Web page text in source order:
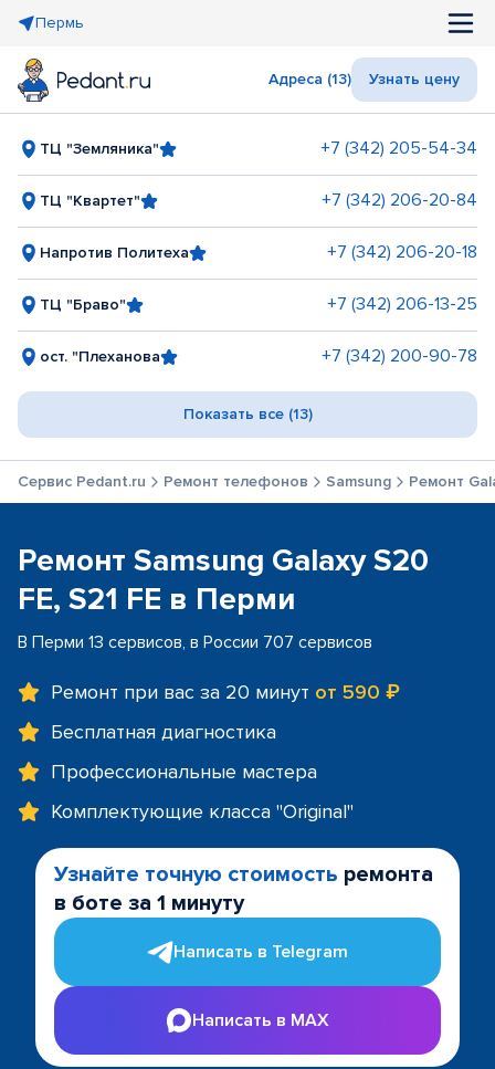
Пермь
Адреса (13) Узнать цену
ТЦ "Земляника" +7 (342) 205-54-34
ТЦ "Квартет" +7 (342) 206-20-84
Напротив Политеха +7 (342) 206-20-18
ТЦ "Браво" +7 (342) 206-13-25
ост. "Плеханова +7 (342) 200-90-78
Показать все (13)
Сервис Pedant.ru Ремонт телефонов Samsung Ремонт
Ремонт Samsung Galaxy S20
FE, S21 FE в Перми
В Перми 13 сервисов, в России 707 сервисов
Ремонт при вас за 20 минут от 590 ₽
Бесплатная диагностика
Профессиональные мастера
Комплектующие класса "Original"
Узнайте точную стоимость ремонта
в боте за 1 минуту
Написать в Telegram
Написать в MAX